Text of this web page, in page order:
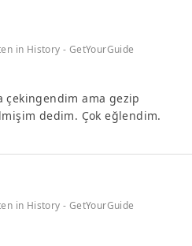
in History - GetYourGuide
çekingendim ama gezip
dedim. Çok eğlendim.
in History - GetYourGuide